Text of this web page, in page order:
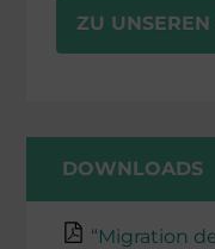
ZU UNSEREN
DOWNLOADS
“Migration